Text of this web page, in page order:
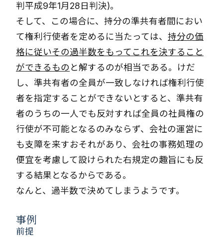
判平成9年1月28日判決)。
そして、この場合に、持分の準共有者間におい
て権利行使者を定めるに当たっては、 持分の価
格に従いその過半数をもってこれを決すること
ができるもの と解するのが相当である。けだ
し、準共有者の全員が一致しなければ権利行使
者を指定することができないとすると、準共有
者のうちの一人でも反対すれば全員の社員権の
行使が不可能となるのみならず、会社の運営に
も支障を来すおそれがあり、会社の事務処理の
便宜を考慮して設けられた右規定の趣旨にも反
する結果となるからである。
なんと、過半数で決めてしまうようです。
事例
前提